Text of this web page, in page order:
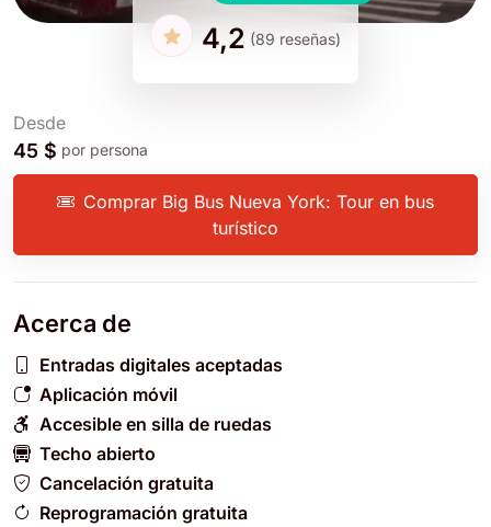
4,2 (89 reseñas)
Desde
45 $ por persona
Comprar Big Bus Nueva York: Tour en bus
turístico
Acerca de
Entradas digitales aceptadas
Aplicación móvil
Accesible en silla de ruedas
Techo abierto
Cancelación gratuita
Reprogramación gratuita